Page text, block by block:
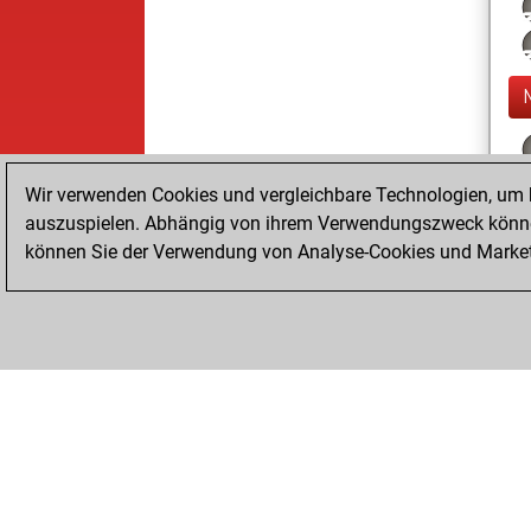
Wir verwenden Cookies und vergleichbare Technologien,
auszuspielen. Abhängig von ihrem Verwendungszweck
können Sie der Verwendung von Analyse-Cookies und